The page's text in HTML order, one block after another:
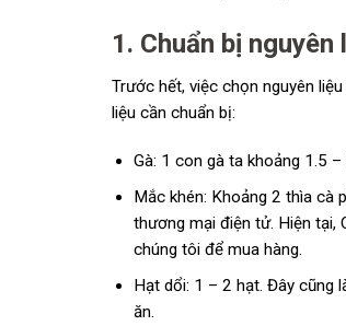
1. Chuẩn bị nguyên
Trước hết, việc chọn nguyên
liệu cần chuẩn bị:
Gà: 1 con gà ta khoảng 1.5
Mắc khén: Khoảng 2 thìa cà
thương mại điện tử. Hiện tại,
chúng tôi để mua hàng.
Hạt dổi: 1 – 2 hạt. Đây cũng
ăn.